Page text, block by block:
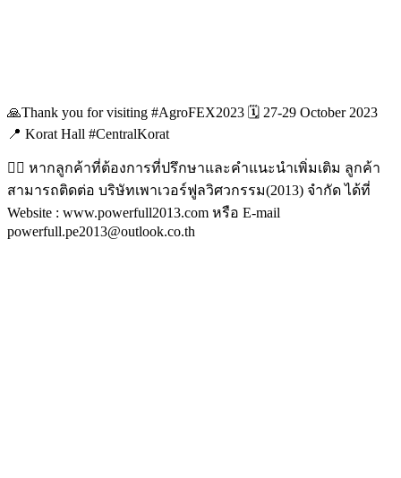
🙏Thank you for visiting #AgroFEX2023 🗓 27-29 October 2023
📍 Korat Hall #CentralKorat
👉🏻 หากลูกค้าที่ต้องการที่ปรึกษาและคำแนะนำเพิ่มเติม ลูกค้า
สามารถติดต่อ บริษัทเพาเวอร์ฟูลวิศวกรรม(2013) จำกัด ได้ที่
Website : www.powerfull2013.com หรือ E-mail
powerfull.pe2013@outlook.co.th